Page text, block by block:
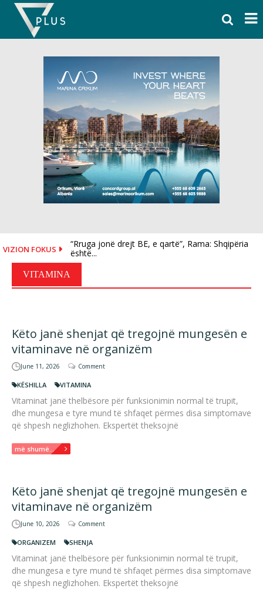
Skip
content
VIZION FOKUS
“Rruga jonë drejt BE, e qartë”, Rama: Shqipëria
është...
Reali, dy goditje në pak orë! Blen Diomande dhe...
VITAMINA
Këto janë shenjat që tregojnë mungesën e
vitaminave në organizëm
June 11, 2026 Comment
KËSHILLA VITAMINA
Vitaminat janë thelbësore për funksionimin normal të trupit,
dhe mungesa e tyre mund të shfaqet përmes disa simptomave
që shpesh neglizhohen. Ekspertët theksojnë
më shumë...
Këto janë shenjat që tregojnë mungesën e
vitaminave në organizëm
June 10, 2026 Comment
ORGANIZEM SHENJA
Vitaminat janë thelbësore për funksionimin normal të trupit,
dhe mungesa e tyre mund të shfaqet përmes disa simptomave
që shpesh neglizhohen. Ekspertët theksojnë